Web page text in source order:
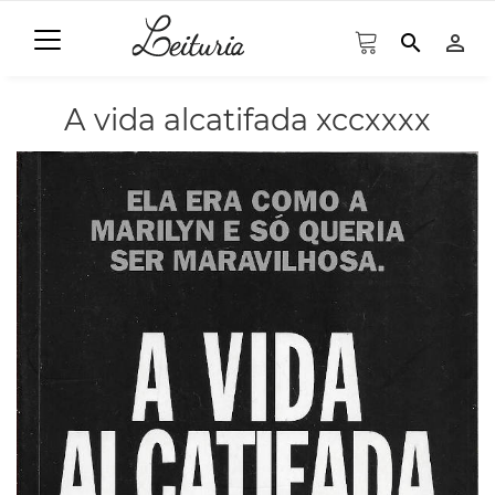
search person_outline
A vida alcatifada xccxxxx